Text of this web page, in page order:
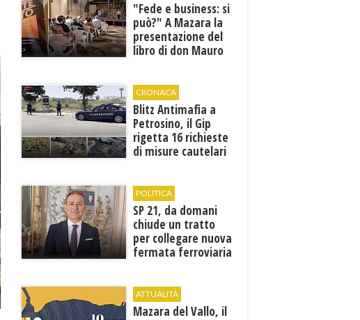
"Fede e business: si
può?" A Mazara la
presentazione del
libro di don Mauro
CRONACA
Blitz Antimafia a
Petrosino, il Gip
rigetta 16 richieste
di misure cautelari
POLITICA
SP 21, da domani
chiude un tratto
per collegare nuova
fermata ferroviaria
ATTUALITÀ
Mazara del Vallo, il